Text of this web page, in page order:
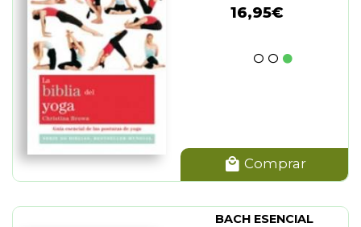
16,95€
Comprar
BACH ESENCIAL